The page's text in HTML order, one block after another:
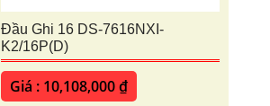
Đầu Ghi 16 DS-7616NXI-
K2/16P(D)
Giá : 10,108,000 ₫